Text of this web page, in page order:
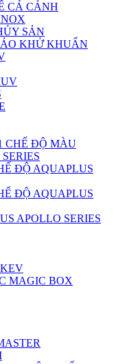
CÁ CẢNH
SẢN
KHỬ KHUẨN
CHẾ ĐỘ MÀU
ĐỘ AQUAPLUS
ĐỘ AQUAPLUS
APOLLO SERIES
MAGIC BOX